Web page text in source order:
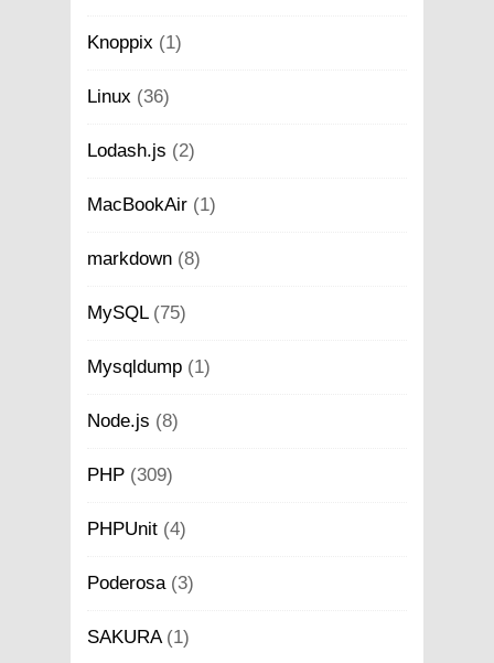
Knoppix (1)
Linux (36)
Lodash.js (2)
MacBookAir (1)
markdown (8)
MySQL(75)
Mysqldump (1)
Node.js (8)
PHP (309)
PHPUnit (4)
Poderosa(3)
SAKURA(1)